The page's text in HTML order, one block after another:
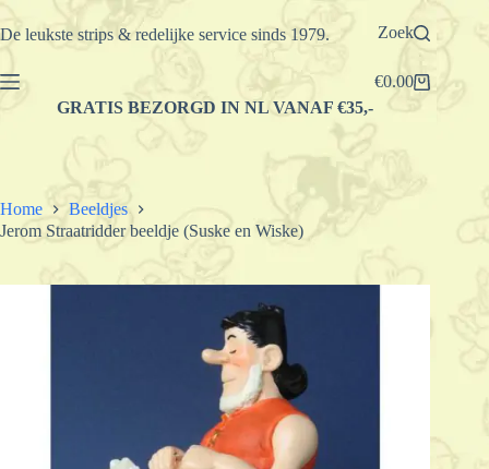
Ga
naar
De leukste strips & redelijke service sinds 1979. Zoek
Winkelwagen
€0.00
GRATIS BEZORGD IN NL VANAF €35,-
Home
Beeldjes
Jerom Straatridder beeldje (Suske en Wiske)